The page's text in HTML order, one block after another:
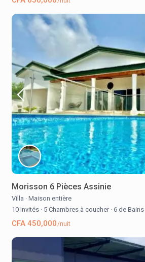
Morisson 6 Pièces Assinie
Villa · Maison entière
10 Invités · 5 Chambres à coucher · 6 de Bains
CFA 450,000/nuit